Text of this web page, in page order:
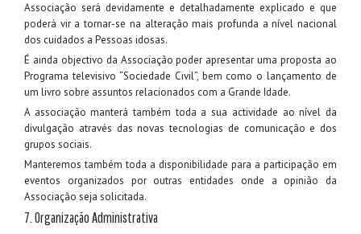
Associação será devidamente e detalhadamente explicado e que
poderá vir a tornar-se na alteração mais profunda a nível nacional
dos cuidados a Pessoas idosas.
É ainda objectivo da Associação poder apresentar uma proposta ao
Programa televisivo “Sociedade Civil”, bem como o lançamento de
um livro sobre assuntos relacionados com a Grande Idade.
A associação manterá também toda a sua actividade ao nível da
divulgação através das novas tecnologias de comunicação e dos
grupos sociais.
Manteremos também toda a disponibilidade para a participação em
eventos organizados por outras entidades onde a opinião da
Associação seja solicitada.
7. Organização Administrativa